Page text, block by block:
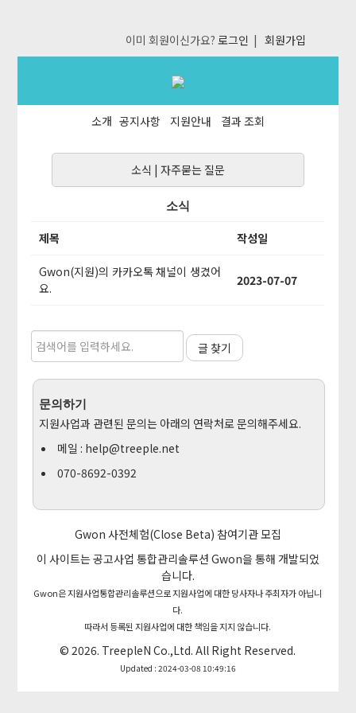
이미 회원이신가요?로그인 |회원가입
소개 공지사항 지원안내 결과 조회
소식 | 자주묻는 질문
소식
제목 작성일
Gwon(지원)의 카카오톡 채널이 생겼어
요.
2023-07-07
글 찾기
문의하기
지원사업과 관련된 문의는 아래의 연락처로 문의해주세요.
메일 : help@treeple.net
070-8692-0392
Gwon 사전체험(Close Beta) 참여기관 모집
이 사이트는 공고사업 통합관리솔루션 Gwon을 통해 개발되었
습니다.
Gwon은 지원사업통합관리솔루션으로 지원사업에 대한 당사자나 주최자가 아닙니
다.
따라서 등록된 지원사업에 대한 책임을 지지 않습니다.
© 2026. TreepleN Co.,Ltd. All Right Reserved.
Updated : 2024-03-08 10:49:16